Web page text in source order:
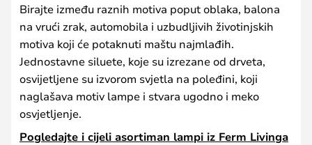
Birajte između raznih motiva poput oblaka, balona
na vrući zrak, automobila i uzbudljivih životinjskih
motiva koji će potaknuti maštu najmlađih.
Jednostavne siluete, koje su izrezane od drveta,
osvijetljene su izvorom svjetla na poleđini, koji
naglašava motiv lampe i stvara ugodno i meko
osvjetljenje.
Pogledajte i cijeli asortiman lampi iz Ferm Livinga